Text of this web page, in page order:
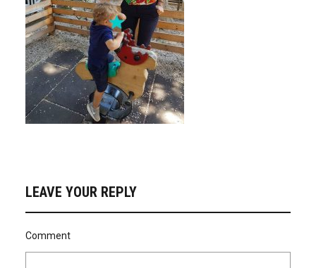
LEAVE YOUR REPLY
Comment